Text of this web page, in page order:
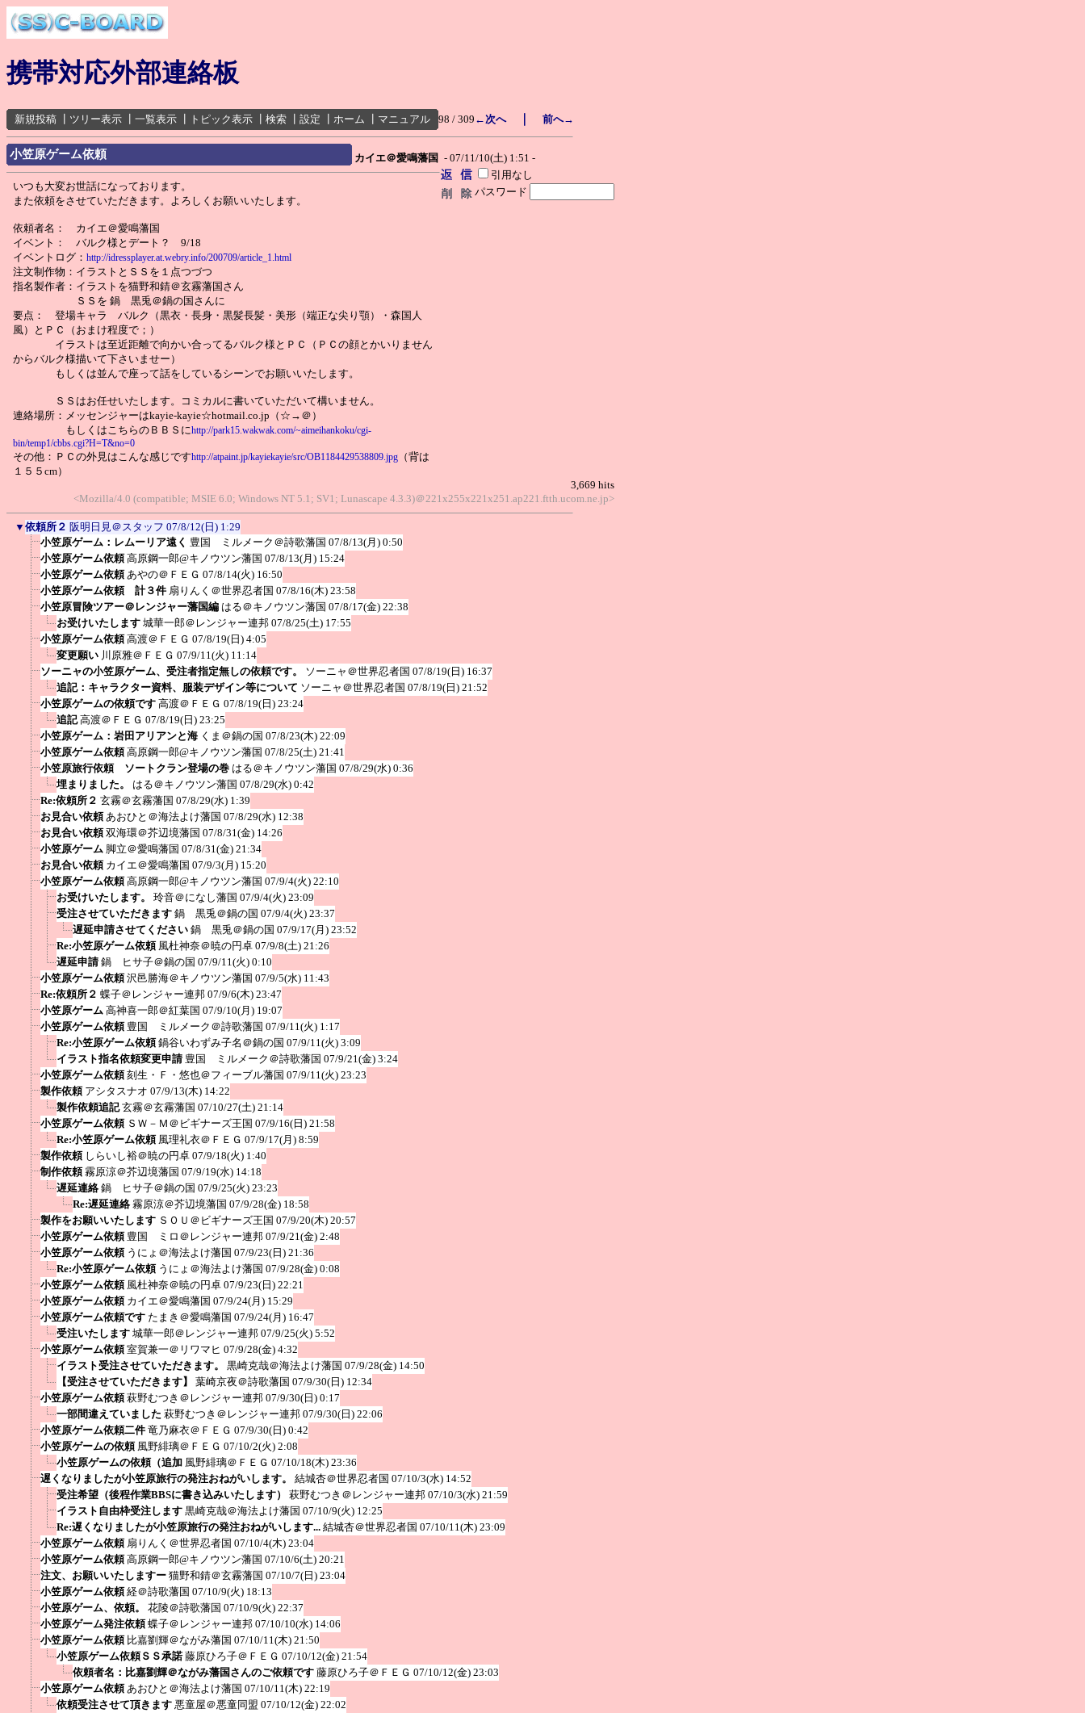
携帯対応外部連絡板
新規投稿 ツリー表示 一覧表示 トピック表示 検索 設定 ホーム マニュアル 98 / 309 ←次へ｜ 前へ→
小笠原ゲーム依頼 カイエ＠愛鳴藩国 - 07/11/10(土) 1:51 -
引用なし
パスワード
いつも大変お世話になっております。
また依頼をさせていただきます。よろしくお願いいたします。
依頼者名： カイエ＠愛鳴藩国
イベント： バルク様とデート？ 9/18
イベントログ： http://idressplayer.at.webry.info/200709/article_1.html
注文制作物：イラストとＳＳを１点つづつ
指名製作者：イラストを猫野和錆＠玄霧藩国さん
ＳＳを 鍋 黒兎＠鍋の国さんに
要点： 登場キャラ バルク（黒衣・長身・黒髪長髪・美形（端正な尖り顎）・森国人
風）とＰＣ（おまけ程度で；）
イラストは至近距離で向かい合ってるバルク様とＰＣ（ＰＣの顔とかいりません
からバルク様描いて下さいませー）
もしくは並んで座って話をしているシーンでお願いいたします。
ＳＳはお任せいたします。コミカルに書いていただいて構いません。
連絡場所：メッセンジャーはkayie-kayie☆hotmail.co.jp（☆→＠）
もしくはこちらのＢＢＳにhttp://park15.wakwak.com/~aimeihankoku/cgi-
bin/temp1/cbbs.cgi?H=T&no=0
その他：ＰＣの外見はこんな感じですhttp://atpaint.jp/kayiekayie/src/OB1184429538809.jpg （背は
１５５cm）
3,669 hits
<Mozilla/4.0 (compatible; MSIE 6.0; Windows NT 5.1; SV1; Lunascape 4.3.3)＠221x255x221x251.ap221.ftth.ucom.ne.jp>
▼ 依頼所２ 阪明日見＠スタッフ 07/8/12(日) 1:29
小笠原ゲーム：レムーリア遠く 豊国 ミルメーク＠詩歌藩国 07/8/13(月) 0:50
小笠原ゲーム依頼 高原鋼一郎@キノウツン藩国 07/8/13(月) 15:24
小笠原ゲーム依頼 あやの＠ＦＥＧ 07/8/14(火) 16:50
小笠原ゲーム依頼 計３件 扇りんく＠世界忍者国 07/8/16(木) 23:58
小笠原冒険ツアー＠レンジャー藩国編 はる＠キノウツン藩国 07/8/17(金) 22:38
お受けいたします 城華一郎＠レンジャー連邦 07/8/25(土) 17:55
小笠原ゲーム依頼 高渡＠ＦＥＧ 07/8/19(日) 4:05
変更願い 川原雅＠ＦＥＧ 07/9/11(火) 11:14
ソーニャの小笠原ゲーム、受注者指定無しの依頼です。
ソーニャ＠世界忍者国 07/8/19(日) 16:37
追記：キャラクター資料、服装デザイン等について ソーニャ＠世界忍者国 07/8/19(日) 21:52
小笠原ゲームの依頼です 高渡＠ＦＥＧ 07/8/19(日) 23:24
追記 高渡＠ＦＥＧ 07/8/19(日) 23:25
小笠原ゲーム：岩田アリアンと海 くま＠鍋の国 07/8/23(木) 22:09
小笠原ゲーム依頼 高原鋼一郎@キノウツン藩国 07/8/25(土) 21:41
小笠原旅行依頼 ソートクラン登場の巻 はる＠キノウツン藩国 07/8/29(水) 0:36
埋まりました。
はる＠キノウツン藩国 07/8/29(水) 0:42
Re:依頼所２ 玄霧＠玄霧藩国 07/8/29(水) 1:39
お見合い依頼 あおひと＠海法よけ藩国 07/8/29(水) 12:38
お見合い依頼 双海環＠芥辺境藩国 07/8/31(金) 14:26
小笠原ゲーム 脚立＠愛鳴藩国 07/8/31(金) 21:34
お見合い依頼 カイエ＠愛鳴藩国 07/9/3(月) 15:20
小笠原ゲーム依頼 高原鋼一郎@キノウツン藩国 07/9/4(火) 22:10
お受けいたします。
玲音＠になし藩国 07/9/4(火) 23:09
受注させていただきます 鍋 黒兎＠鍋の国 07/9/4(火) 23:37
遅延申請させてください 鍋 黒兎＠鍋の国 07/9/17(月) 23:52
Re:小笠原ゲーム依頼 風杜神奈＠暁の円卓 07/9/8(土) 21:26
遅延申請 鍋 ヒサ子＠鍋の国 07/9/11(火) 0:10
小笠原ゲーム依頼 沢邑勝海＠キノウツン藩国 07/9/5(水) 11:43
Re:依頼所２ 蝶子＠レンジャー連邦 07/9/6(木) 23:47
小笠原ゲーム 高神喜一郎＠紅葉国 07/9/10(月) 19:07
小笠原ゲーム依頼 豊国 ミルメーク＠詩歌藩国 07/9/11(火) 1:17
Re:小笠原ゲーム依頼 鍋谷いわずみ子名＠鍋の国 07/9/11(火) 3:09
イラスト指名依頼変更申請 豊国 ミルメーク＠詩歌藩国 07/9/21(金) 3:24
小笠原ゲーム依頼 刻生・Ｆ・悠也＠フィーブル藩国 07/9/11(火) 23:23
製作依頼 アシタスナオ 07/9/13(木) 14:22
製作依頼追記 玄霧＠玄霧藩国 07/10/27(土) 21:14
小笠原ゲーム依頼 ＳＷ－Ｍ＠ビギナーズ王国 07/9/16(日) 21:58
Re:小笠原ゲーム依頼 風理礼衣＠ＦＥＧ 07/9/17(月) 8:59
製作依頼 しらいし裕＠暁の円卓 07/9/18(火) 1:40
制作依頼 霧原涼＠芥辺境藩国 07/9/19(水) 14:18
遅延連絡 鍋 ヒサ子＠鍋の国 07/9/25(火) 23:23
Re:遅延連絡 霧原涼＠芥辺境藩国 07/9/28(金) 18:58
製作をお願いいたします ＳＯＵ＠ビギナーズ王国 07/9/20(木) 20:57
小笠原ゲーム依頼 豊国 ミロ＠レンジャー連邦 07/9/21(金) 2:48
小笠原ゲーム依頼 うにょ＠海法よけ藩国 07/9/23(日) 21:36
Re:小笠原ゲーム依頼 うにょ＠海法よけ藩国 07/9/28(金) 0:08
小笠原ゲーム依頼 風杜神奈＠暁の円卓 07/9/23(日) 22:21
小笠原ゲーム依頼 カイエ＠愛鳴藩国 07/9/24(月) 15:29
小笠原ゲーム依頼です たまき＠愛鳴藩国 07/9/24(月) 16:47
受注いたします 城華一郎＠レンジャー連邦 07/9/25(火) 5:52
小笠原ゲーム依頼 室賀兼一＠リワマヒ 07/9/28(金) 4:32
イラスト受注させていただきます。
黒崎克哉＠海法よけ藩国 07/9/28(金) 14:50
【受注させていただきます】
葉崎京夜＠詩歌藩国 07/9/30(日) 12:34
小笠原ゲーム依頼 萩野むつき＠レンジャー連邦 07/9/30(日) 0:17
一部間違えていました 萩野むつき＠レンジャー連邦 07/9/30(日) 22:06
小笠原ゲーム依頼二件 竜乃麻衣＠ＦＥＧ 07/9/30(日) 0:42
小笠原ゲームの依頼 風野緋璃＠ＦＥＧ 07/10/2(火) 2:08
小笠原ゲームの依頼（追加 風野緋璃＠ＦＥＧ 07/10/18(木) 23:36
遅くなりましたが小笠原旅行の発注おねがいします。
結城杏＠世界忍者国 07/10/3(水) 14:52
受注希望（後程作業BBSに書き込みいたします）
萩野むつき＠レンジャー連邦 07/10/3(水) 21:59
イラスト自由枠受注します 黒崎克哉＠海法よけ藩国 07/10/9(火) 12:25
Re:遅くなりましたが小笠原旅行の発注おねがいします... 結城杏＠世界忍者国 07/10/11(木) 23:09
小笠原ゲーム依頼 扇りんく＠世界忍者国 07/10/4(木) 23:04
小笠原ゲーム依頼 高原鋼一郎@キノウツン藩国 07/10/6(土) 20:21
注文、お願いいたしますー 猫野和錆＠玄霧藩国 07/10/7(日) 23:04
小笠原ゲーム依頼 経＠詩歌藩国 07/10/9(火) 18:13
小笠原ゲーム、依頼。
花陵＠詩歌藩国 07/10/9(火) 22:37
小笠原ゲーム発注依頼 蝶子＠レンジャー連邦 07/10/10(水) 14:06
小笠原ゲーム依頼 比嘉劉輝＠ながみ藩国 07/10/11(木) 21:50
小笠原ゲーム依頼ＳＳ承諾 藤原ひろ子＠ＦＥＧ 07/10/12(金) 21:54
依頼者名：比嘉劉輝＠ながみ藩国さんのご依頼です 藤原ひろ子＠ＦＥＧ 07/10/12(金) 23:03
小笠原ゲーム依頼 あおひと＠海法よけ藩国 07/10/11(木) 22:19
依頼受注させて頂きます 悪童屋＠悪童同盟 07/10/12(金) 22:02